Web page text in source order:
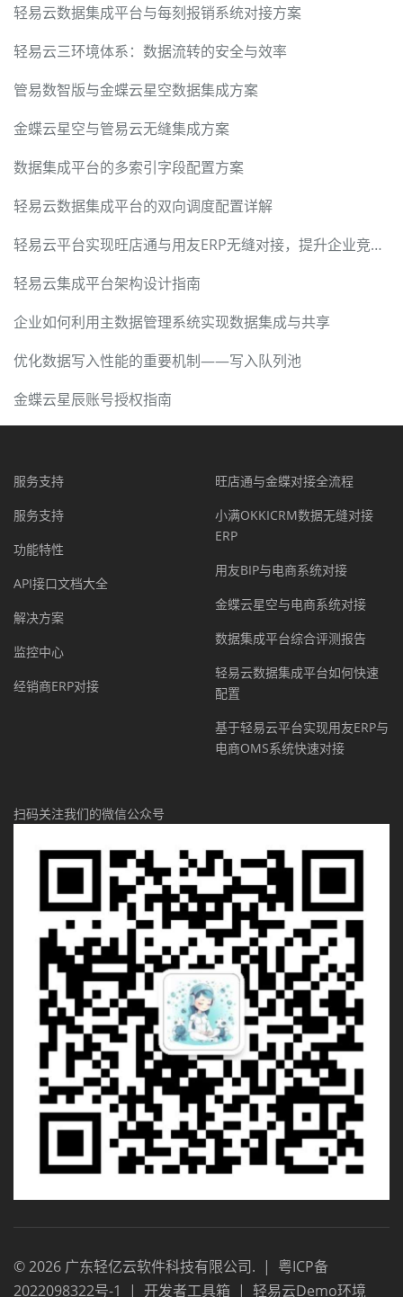
轻易云数据集成平台与每刻报销系统对接方案
轻易云三环境体系：数据流转的安全与效率
管易数智版与金蝶云星空数据集成方案
金蝶云星空与管易云无缝集成方案
数据集成平台的多索引字段配置方案
轻易云数据集成平台的双向调度配置详解
轻易云平台实现旺店通与用友ERP无缝对接，提升企业竞争力
轻易云集成平台架构设计指南
企业如何利用主数据管理系统实现数据集成与共享
优化数据写入性能的重要机制——写入队列池
金蝶云星辰账号授权指南
服务支持
服务支持
功能特性
API接口文档大全
解决方案
监控中心
经销商ERP对接
旺店通与金蝶对接全流程
小满OKKICRM数据无缝对接
ERP
用友BIP与电商系统对接
金蝶云星空与电商系统对接
数据集成平台综合评测报告
轻易云数据集成平台如何快速
配置
基于轻易云平台实现用友ERP与
电商OMS系统快速对接
扫码关注我们的微信公众号
©2026 广东轻亿云软件科技有限公司. | 粤ICP备
2022098322号-1
| 开发者工具箱 | 轻易云Demo环境